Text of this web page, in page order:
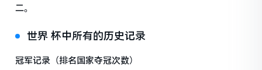
二。
世界 杯中所有的历史记录
冠军记录（排名国家夺冠次数）